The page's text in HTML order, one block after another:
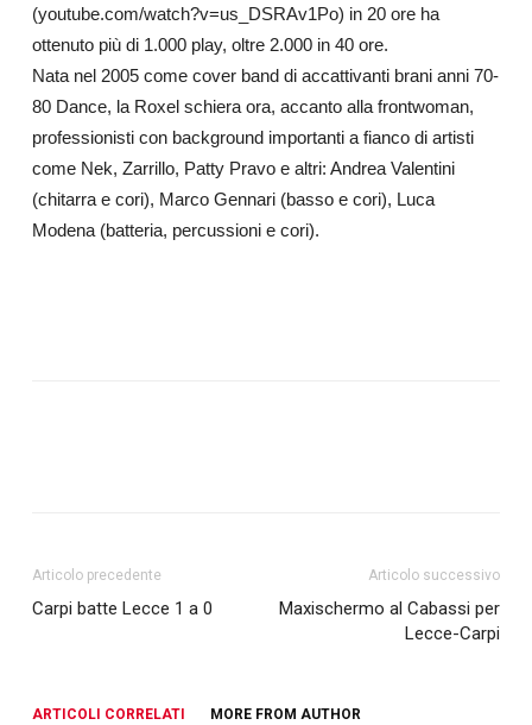
(youtube.com/watch?v=us_DSRAv1Po) in 20 ore ha
ottenuto più di 1.000 play, oltre 2.000 in 40 ore.
Nata nel 2005 come cover band di accattivanti brani anni 70-
80 Dance, la Roxel schiera ora, accanto alla frontwoman,
professionisti con background importanti a fianco di artisti
come Nek, Zarrillo, Patty Pravo e altri: Andrea Valentini
(chitarra e cori), Marco Gennari (basso e cori), Luca
Modena (batteria, percussioni e cori).
Articolo precedente
Carpi batte Lecce 1 a 0
Articolo successivo
Maxischermo al Cabassi per
Lecce-Carpi
ARTICOLI CORRELATI MORE FROM AUTHOR